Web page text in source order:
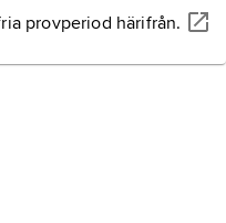
provperiod härifrån.